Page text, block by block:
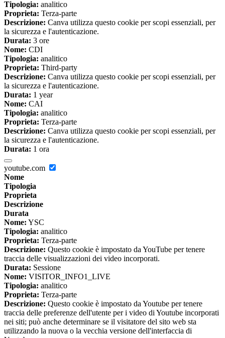
Tipologia: analitico
Proprieta: Terza-parte
Descrizione: Canva utilizza questo cookie per scopi essenziali, per
la sicurezza e l'autenticazione.
Durata: 3 ore
Nome: CDI
Tipologia: analitico
Proprieta: Third-party
Descrizione: Canva utilizza questo cookie per scopi essenziali, per
la sicurezza e l'autenticazione.
Durata: 1 year
Nome: CAI
Tipologia: analitico
Proprieta: Terza-parte
Descrizione: Canva utilizza questo cookie per scopi essenziali, per
la sicurezza e l'autenticazione.
Durata: 1 ora
youtube.com
Nome
Tipologia
Proprieta
Descrizione
Durata
Nome: YSC
Tipologia: analitico
Proprieta: Terza-parte
Descrizione: Questo cookie è impostato da YouTube per tenere
traccia delle visualizzazioni dei video incorporati.
Durata: Sessione
Nome: VISITOR_INFO1_LIVE
Tipologia: analitico
Proprieta: Terza-parte
Descrizione: Questo cookie è impostato da Youtube per tenere
traccia delle preferenze dell'utente per i video di Youtube incorporati
nei siti; può anche determinare se il visitatore del sito web sta
utilizzando la nuova o la vecchia versione dell'interfaccia di